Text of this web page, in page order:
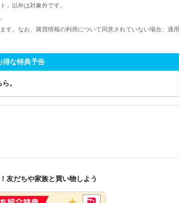
」以外は対象外です。
。なお、購買情報の利用について同意されていない場合、適用
得な特典予告
。
友だちや家族と買い物しよう